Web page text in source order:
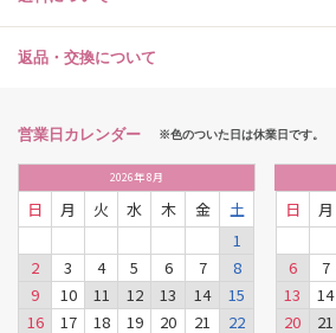
返品・交換について
営業日カレンダー ※色のついた日は休業日です。
2026年8月
日 月 火 水 木 金
土
1
2
3 4 5 6 7
8
9
10 11 12 13 14
15
16
17 18 19 20 21 22
日 月
6
7
13
14
20
21